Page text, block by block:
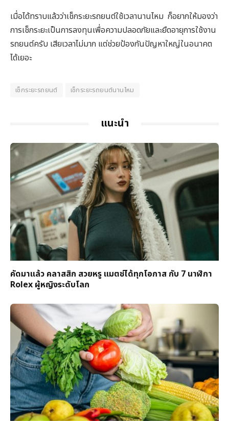
เมื่อได้ทราบแล้วว่าเช็กระยะรถยนต์ใช้เวลานานไหม ก็อยากให้มองว่า
การเช็กระยะเป็นการลงทุนเพื่อความปลอดภัยและยืดอายุการใช้งาน
รถยนต์ครับ เสียเวลาไม่มาก แต่ช่วยป้องกันปัญหาใหญ่ในอนาคต
ได้เยอะ
เช็กระยะรถยนต์ เช็กระยะรถยนต์นานไหม
แนะนำ
คัดมาแล้ว คลาสสิก สวยหรู แมตช์ได้ทุกโอกาส กับ 7 นาฬิกา
Rolex ผู้หญิงระดับโลก